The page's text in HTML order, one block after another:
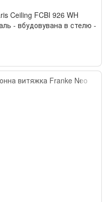
Ceiling FCBI 926 WH
- вбудовувана в стелю -